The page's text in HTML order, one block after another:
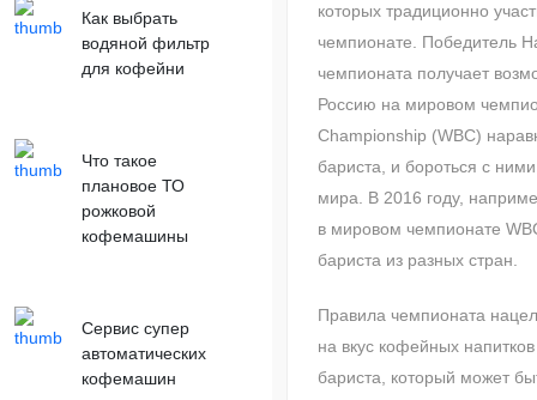
Как выбрать
водяной фильтр
для кофейни
Что такое
плановое ТО
рожковой
кофемашины
Сервис супер
автоматических
кофемашин
которых традиционно
чемпионате. Победитель
чемпионата получает
Россию на мировом
Championship (WBC)
бариста, и бороться с
мира. В 2016 году,
в мировом чемпионате
бариста из разных стран.
Правила чемпионата
на вкус кофейных
бариста, который может